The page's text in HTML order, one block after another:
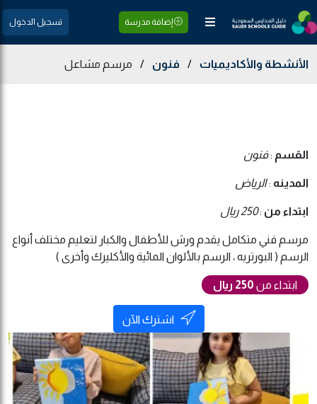
إضافة مدرسة تسجيل الدخول
الأنشطة والأكاديميات / فنون / مرسم مشاعل
القسم :فنون
المدينه :الرياض
ابتداء من :250 ريال
مرسم فني متكامل يقدم ورش للأطفال والكبار لتعليم مختلف أنواع
الرسم ( البورتريه ، الرسم بالألوان المائية والأكليرك وأخرى )
ابتداء من 250 ريال
اشترك الآن